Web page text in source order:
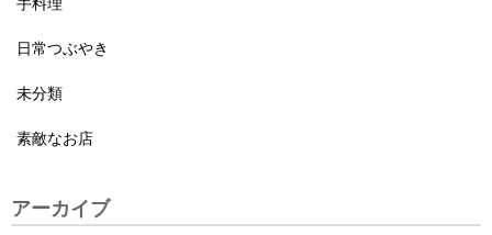
日常つぶやき
未分類
素敵なお店
アーカイブ